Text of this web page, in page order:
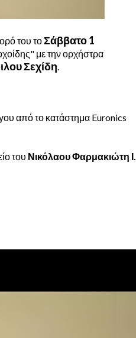
του τοΣάββατο 1
με την ορχήστρα
Σεχίδη.
από το κατάστημα Euronics
του Νικόλαου Φαρμακιώτη Ι.